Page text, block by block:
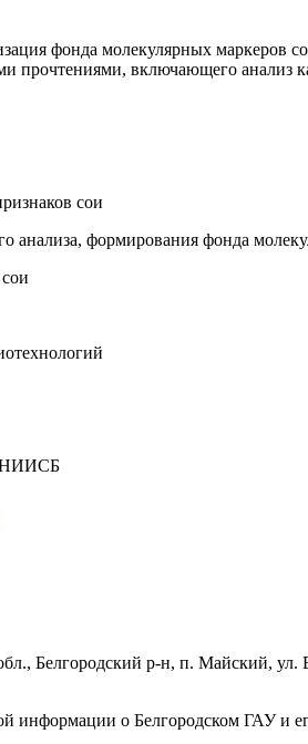
фонда молекулярных
прочтениями, включающего анализ
сои
анализа, формирования фонда
Белгородский р-н, п. Майский, ул.
информации о Белгородском ГАУ и